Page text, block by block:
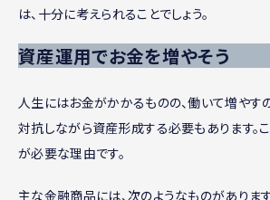
は、十分に考えられることでしょう。
資産運用でお金を増やそう
人生にはお金がかかるものの、働いて増やす
対抗しながら資産形成する必要もあります。
が必要な理由です。
主な金融商品には、次のようなものがあります